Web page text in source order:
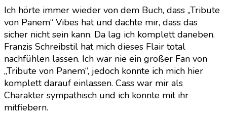
Ich hörte immer wieder von dem Buch, dass „Tribute
von Panem“ Vibes hat und dachte mir, dass das
sicher nicht sein kann. Da lag ich komplett daneben.
Franzis Schreibstil hat mich dieses Flair total
nachfühlen lassen. Ich war nie ein großer Fan von
„Tribute von Panem“, jedoch konnte ich mich hier
komplett darauf einlassen. Cass war mir als
Charakter sympathisch und ich konnte mit ihr
mitfiebern.